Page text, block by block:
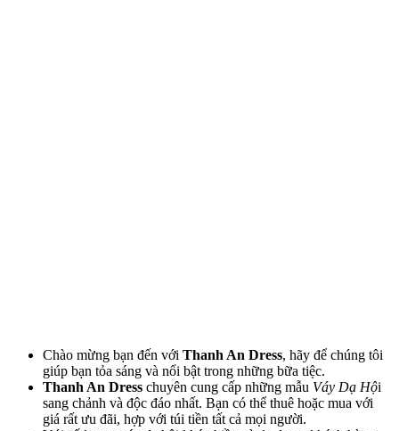
Chào mừng bạn đến với Thanh An Dress, hãy để chúng tôi
giúp bạn tỏa sáng và nổi bật trong những bữa tiệc.
Thanh An Dress chuyên cung cấp những mẫu Váy Dạ Hội
sang chảnh và độc đáo nhất. Bạn có thể thuê hoặc mua với
giá rất ưu đãi, hợp với túi tiền tất cả mọi người.